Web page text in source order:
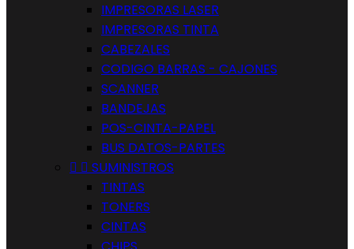
IMPRESORAS LASER
IMPRESORAS TINTA
CABEZALES
CODIGO BARRAS - CAJONES
SCANNER
BANDEJAS
POS-CINTA-PAPEL
BUS DATOS-PARTES
  SUMINISTROS
TINTAS
TONERS
CINTAS